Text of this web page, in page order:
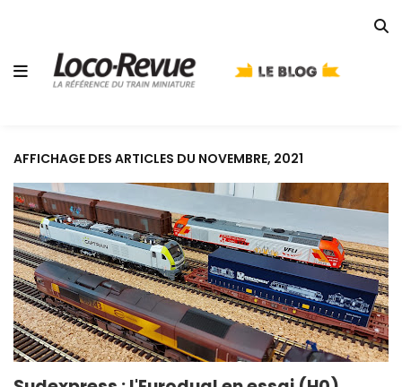
AFFICHAGE DES ARTICLES DU NOVEMBRE, 2021